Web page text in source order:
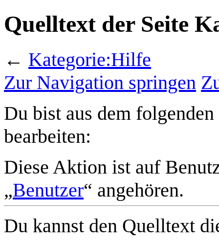
Quelltext der Seite
← Kategorie:Hilfe
Zur Navigation springen
Du bist aus dem
bearbeiten:
Diese Aktion ist auf
„Benutzer“ angehören.
Du kannst den Quelltext